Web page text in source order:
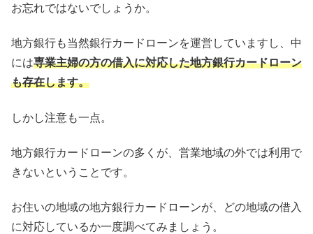
お忘れではないでしょうか。
地方銀行も当然銀行カードローンを運営していますし、中
には専業主婦の方の借入に対応した地方銀行カードローン
も存在します。
しかし注意も一点。
地方銀行カードローンの多くが、営業地域の外では利用で
きないということです。
お住いの地域の地方銀行カードローンが、どの地域の借入
に対応しているか一度調べてみましょう。